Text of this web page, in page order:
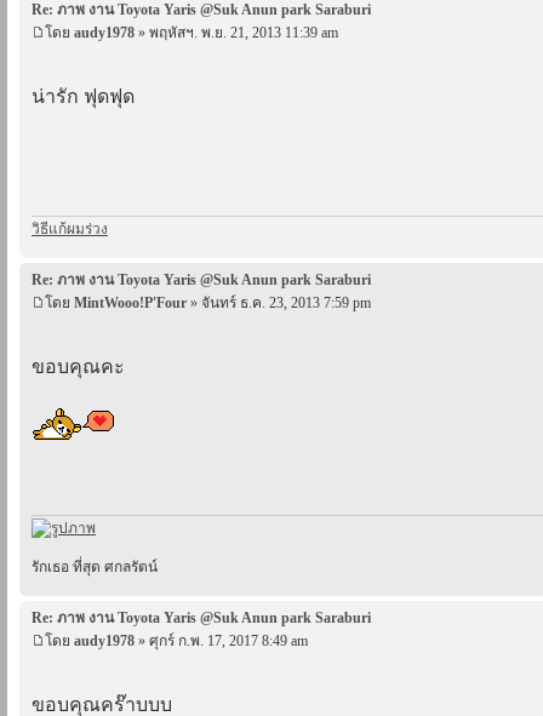
Re: ภาพ งาน Toyota Yaris @Suk Anun park Saraburi
โดย audy1978 » พฤหัสฯ. พ.ย. 21, 2013 11:39 am
น่ารัก ฟุดฟุด
วิธีแก้ผมร่วง
Re: ภาพ งาน Toyota Yaris @Suk Anun park Saraburi
โดย MintWooo!P'Four » จันทร์ ธ.ค. 23, 2013 7:59 pm
ขอบคุณคะ
รักเธอ ที่สุด ศกลรัตน์
Re: ภาพ งาน Toyota Yaris @Suk Anun park Saraburi
โดย audy1978 » ศุกร์ ก.พ. 17, 2017 8:49 am
ขอบคุณคร๊าบบบ